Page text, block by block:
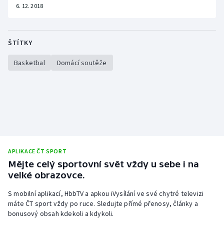
6. 12. 2018
ŠTÍTKY
Basketbal Domácí soutěže
APLIKACE ČT SPORT
Mějte celý sportovní svět vždy u sebe i na
velké obrazovce.
S mobilní aplikací, HbbTV a apkou iVysílání ve své chytré televizi
máte ČT sport vždy po ruce. Sledujte přímé přenosy, články a
bonusový obsah kdekoli a kdykoli.